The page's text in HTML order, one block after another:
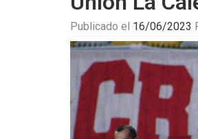
Publicado el 16/06/2023